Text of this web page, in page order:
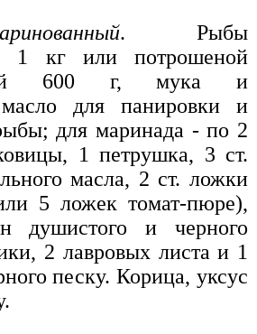
. Рыбы
1 кг или потрошеной
600 г, мука и
масло для панировки и
для маринада - по 2
1 петрушка, 3 ст.
масла, 2 ст. ложки
5 ложек томат-пюре),
душистого и черного
2 лавровых листа и 1
песку. Корица, уксус